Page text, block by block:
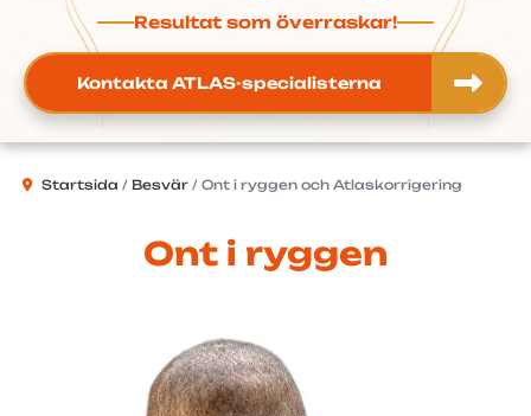
Resultat som överraskar!
Kontakta ATLAS-specialisterna
Startsida Besvär Ont i ryggen och Atlaskorrigering
Ont i ryggen